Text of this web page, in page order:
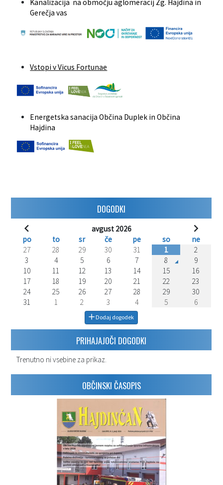
Kanalizacija na območju aglomeracij Zg. Hajdina in
Gerečja vas
Vstopi v Vicus Fortunae
Energetska sanacija Občina Duplek in Občina
Hajdina
DOGODKI
avgust 2026
po
to sr če pe so
ne
27
28 29 30 31 1
2
3
4 5 6 7 8
9
10
11 12 13 14 15
16
17
18 19 20 21 22
23
24
25 26 27 28 29
30
31
1 2 3 4 5 6
Dodaj dogodek
PRIHAJAJOČI DOGODKI
Trenutno ni vsebine za prikaz.
OBČINSKI ČASOPIS